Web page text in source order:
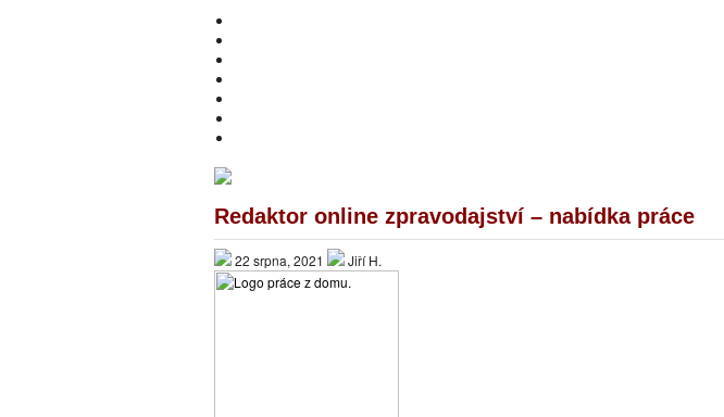
Redaktor online zpravodajství – nabídka práce
22 srpna, 2021 Jiří H.